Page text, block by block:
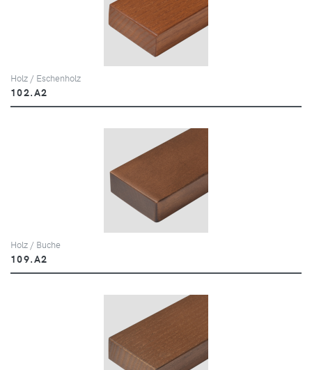
Holz / Eschenholz
102.A2
Holz / Buche
109.A2